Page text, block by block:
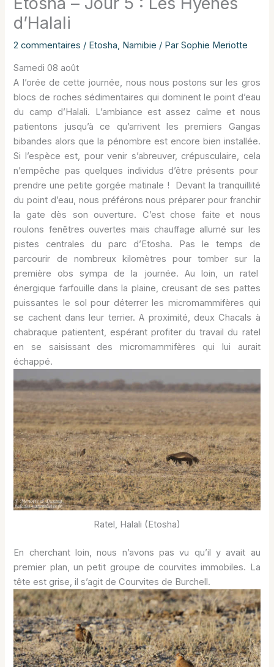
d’Halali
2 commentaires / Etosha Namibie / ParSophie Meriotte
Samedi 08 août
A l’orée de cette journée, nous nous postons sur les gros
blocs de roches sédimentaires qui dominent le point d’eau
du camp d’Halali. L’ambiance est assez calme et nous
patientons jusqu’à ce qu’arrivent les premiers Gangas
bibandes alors que la pénombre est encore bien installée.
Si l’espèce est, pour venir s’abreuver, crépusculaire, cela
n’empêche pas quelques individus d’être présents pour
prendre une petite gorgée matinale ! Devant la tranquillité
du point d’eau, nous préférons nous préparer pour franchir
la gate dès son ouverture. C’est chose faite et nous
roulons fenêtres ouvertes mais chauffage allumé sur les
pistes centrales du parc d’Etosha. Pas le temps de
parcourir de nombreux kilomètres pour tomber sur la
première obs sympa de la journée. Au loin, un ratel
énergique farfouille dans la plaine, creusant de ses pattes
puissantes le sol pour déterrer les micromammifères qui
se cachent dans leur terrier. A proximité, deux Chacals à
chabraque patientent, espérant profiter du travail du ratel
en se saisissant des micromammifères qui lui aurait
échappé.
Ratel, Halali (Etosha)
En cherchant loin, nous n’avons pas vu qu’il y avait au
premier plan, un petit groupe de courvites immobiles. La
tête est grise, il s’agit de Courvites de Burchell.